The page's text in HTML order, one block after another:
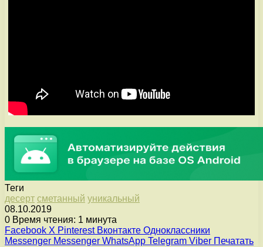
Теги
десерт сметанный уникальный
08.10.2019
0 Время чтения: 1 минута
Facebook X Pinterest Вконтакте Одноклассники
Messenger Messenger WhatsApp Telegram Viber Печатать